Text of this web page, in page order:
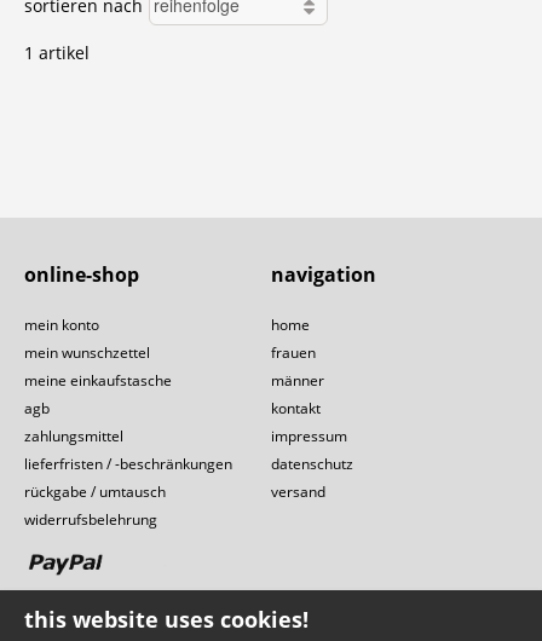
sortieren nach
1 artikel
navigation
home
frauen
männer
kontakt
impressum
datenschutz
versand
online-shop
mein konto
mein wunschzettel
meine einkaufstasche
agb
zahlungsmittel
lieferfristen / -beschränkungen
rückgabe / umtausch
widerrufsbelehrung
this website uses cookies!